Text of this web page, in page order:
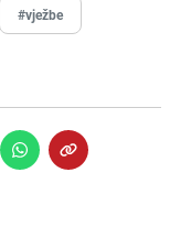
#vježbe